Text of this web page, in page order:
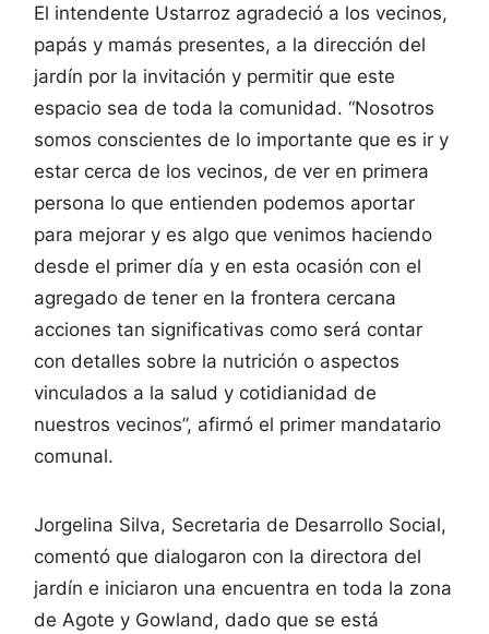
El intendente Ustarroz agradeció a los vecinos,
papás y mamás presentes, a la dirección del
jardín por la invitación y permitir que este
espacio sea de toda la comunidad. “Nosotros
somos conscientes de lo importante que es ir y
estar cerca de los vecinos, de ver en primera
persona lo que entienden podemos aportar
para mejorar y es algo que venimos haciendo
desde el primer día y en esta ocasión con el
agregado de tener en la frontera cercana
acciones tan significativas como será contar
con detalles sobre la nutrición o aspectos
vinculados a la salud y cotidianidad de
nuestros vecinos”, afirmó el primer mandatario
comunal.
Jorgelina Silva, Secretaria de Desarrollo Social,
comentó que dialogaron con la directora del
jardín e iniciaron una encuentra en toda la zona
de Agote y Gowland, dado que se está